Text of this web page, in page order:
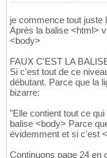
je commence tout juste
Après la balise <html>
<body>
FAUX C'EST LA
Si c'est tout de ce
débutant. Parce que la
bizarre:
"Elle contient tout ce
balise <body> Parce
évidemment et si c'est
Continuons page 24 en